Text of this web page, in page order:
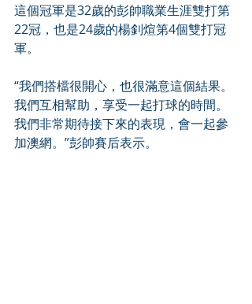
這個冠軍是32歲的彭帥職業生涯雙打第
22冠，也是24歲的楊釗煊第4個雙打冠
軍。
“我們搭檔很開心，也很滿意這個結果。
我們互相幫助，享受一起打球的時間。
我們非常期待接下來的表現，會一起參
加澳網。”彭帥賽后表示。